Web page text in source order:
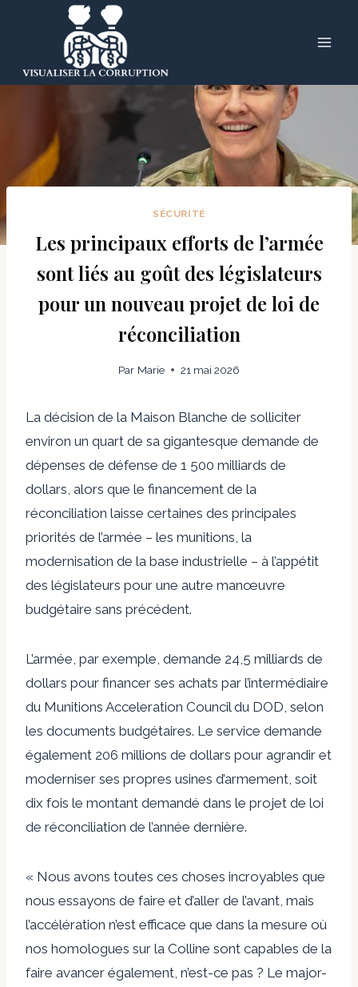
SÉCURITÉ
Les principaux efforts de l’armée
sont liés au goût des législateurs
pour un nouveau projet de loi de
réconciliation
Par Marie 21 mai 2026
La décision de la Maison Blanche de solliciter
environ un quart de sa gigantesque demande de
dépenses de défense de 1 500 milliards de
dollars, alors que le financement de la
réconciliation laisse certaines des principales
priorités de l’armée – les munitions, la
modernisation de la base industrielle – à l’appétit
des législateurs pour une autre manœuvre
budgétaire sans précédent.
L’armée, par exemple, demande 24,5 milliards de
dollars pour financer ses achats par l’intermédiaire
du Munitions Acceleration Council du DOD, selon
les documents budgétaires. Le service demande
également 206 millions de dollars pour agrandir et
moderniser ses propres usines d’armement, soit
dix fois le montant demandé dans le projet de loi
de réconciliation de l’année dernière.
« Nous avons toutes ces choses incroyables que
nous essayons de faire et d’aller de l’avant, mais
l’accélération n’est efficace que dans la mesure où
nos homologues sur la Colline sont capables de la
faire avancer également, n’est-ce pas ? Le major-